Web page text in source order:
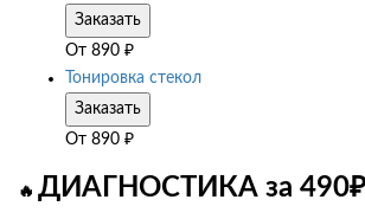
Заказать
От 890 ₽
Тонировка стекол
Заказать
От 890 ₽
🔥 ДИАГНОСТИКА за 490₽